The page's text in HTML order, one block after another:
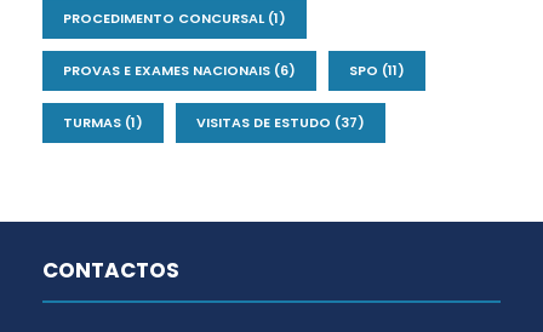
PROCEDIMENTO CONCURSAL(1)
PROVAS E EXAMES NACIONAIS (6) SPO (11)
TURMAS (1) VISITAS DE ESTUDO (37)
CONTACTOS